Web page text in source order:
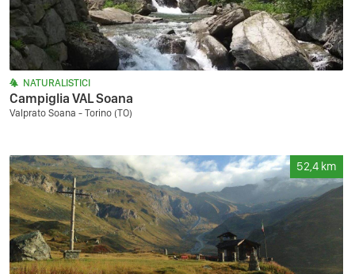
NATURALISTICI
Campiglia VAL Soana
Valprato Soana - Torino (TO)
52,4 km